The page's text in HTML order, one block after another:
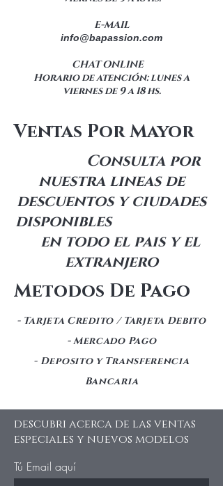
E-MAIL
info@bapassion.com
CHAT ONLINE
Horario de atención: lunes a
viernes de 9 a 18 hs.
Ventas Por Mayor
Consulta por
nuestra lineas de
descuentos y ciudades
disponibles
en todo el pais y el
extranjero
Metodos De Pago
- Tarjeta Credito / Tarjeta Debito
- Mercado Pago
- Deposito y Transferencia
Bancaria
descubri acerca de las ventas
especiales y nuevos modelos
Tú Email aquí